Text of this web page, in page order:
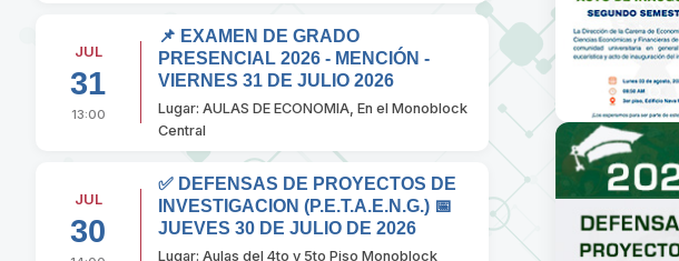
JUL
31
13:00
📌 EXAMEN DE GRADO
PRESENCIAL 2026 - MENCIÓN -
VIERNES 31 DE JULIO 2026
Lugar: AULAS DE ECONOMIA, En el Monoblock
Central
JUL
30
✅ DEFENSAS DE PROYECTOS DE
INVESTIGACION (P.E.T.A.E.N.G.) 📅
JUEVES 30 DE JULIO DE 2026
Lugar: Aulas del 4to y 5to Piso Monoblock